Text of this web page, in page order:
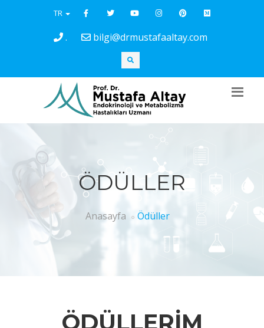
TR
. bilgi@drmustafaaltay.com
ÖDÜLLER
Anasayfa Ödüller
ÖDÜLLERIM